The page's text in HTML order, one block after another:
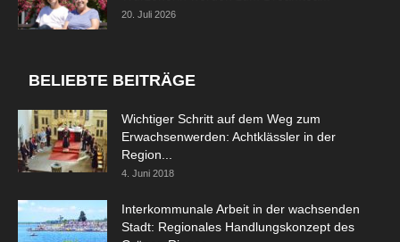
20. Juli 2026
BELIEBTE BEITRÄGE
Wichtiger Schritt auf dem Weg zum
Erwachsenwerden: Achtklässler in der
Region...
4. Juni 2018
Interkommunale Arbeit in der wachsenden
Stadt: Regionales Handlungskonzept des